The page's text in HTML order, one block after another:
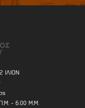
ΙΛΙΟΝ
- 6.00 Μ.Μ.